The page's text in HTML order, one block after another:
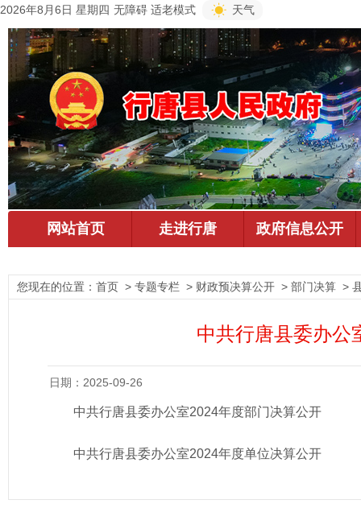
2026年8月6日 星期四 无障碍 适老模式 天气
您现在的位置： 首页 > 专题专栏 > 财政预决算公开 > 部门决算 >
中共行唐县委办公
日期：2025-09-26
中共行唐县委办公室2024年度部门决算公开
中共行唐县委办公室2024年度单位决算公开